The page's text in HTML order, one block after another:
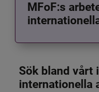
MFoF:s
Sök bland vårt
internationella